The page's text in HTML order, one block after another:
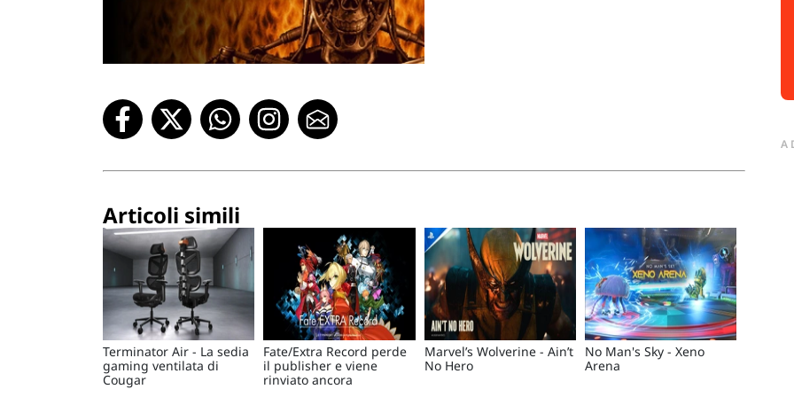
Articoli simili
Terminator Air - La sedia
gaming ventilata di
Cougar
Fate/Extra Record perde
il publisher e viene
rinviato ancora
Marvel’s Wolverine - Ain’t
No Hero
No Man's Sky - Xeno
Arena